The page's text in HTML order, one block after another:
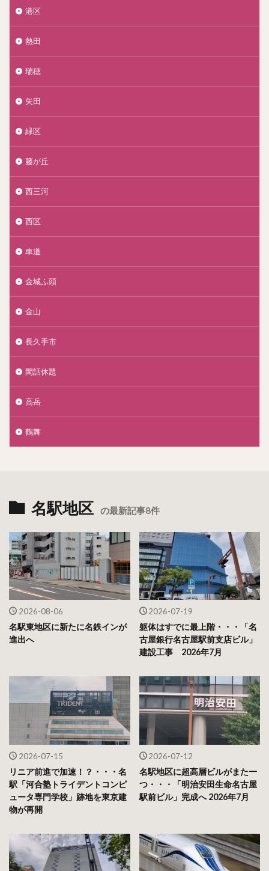
港区
熱田
瑞穂
矢田
緑区
藤が丘
西三河
西区
車道
金城ふ頭
金山
長久手市
閑話休題
高岳
鶴舞
名駅地区 の最新記事8件
2026-08-06
名駅東地区に新たに名鉄インが
進出へ
2026-07-19
躯体はすでに最上階・・・「名
古屋銀行名古屋駅前支店ビル」
建設工事 2026年7月
2026-07-15
リニア前進で加速！？・・・名
駅「河合塾トライデントコンピ
ュータ専門学校」跡地を東京建
物が再開
2026-07-12
名駅地区に超高層ビルがまた一
つ・・・「明治安田生命名古屋
駅前ビル」完成へ 2026年7月